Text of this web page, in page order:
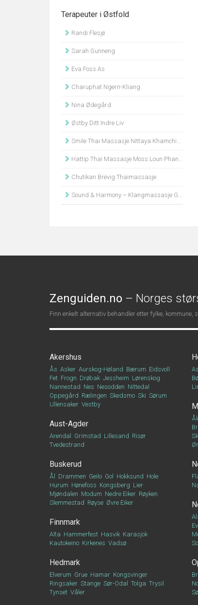
Terapeuter i Østfold
Randi Flesjø
Sarah Gunneng
Eva Foss As
Charuphat Ngern-Kliang
Nina Ødegård
Østby Ditt Indre Liv
Smile Thai Massasje Nittaya Khamchiangta
Hattip Thai Massasje Moss Loun Phanouvongxay
Chutikan Brevig Thaimassasje
Sound & Harmony – Klangmassasje Gretka
Zenguiden.no – Norges
Finn enkelt alternativ behandler etter fylke,
Akershus
Ås Asker Aurskog-Høland Bærum Eidsvoll
Fet Frogn Drøbak Jessheim Lørenskog
Nannestad Nes Nesodden Nittedal
Oppegård Rælingen Skedsmo Ski Sørum
Ullensaker Vestby
Aust-Agder
Arendal Grimstad Lillesand Risør
Tvedestrand
Buskerud
Ål Drammen Geilo Gol Hokksund Hole
Hurum Hønefoss Kongsberg Lier
Mjøndalen Modum Nedre Eiker Røyken
Slemmestad Røyse Øvre Eiker
Finnmark
Alta Hammerfest Hasvik Karasjok
Kautokeino Kirkenes Vadsø
Hedmark
Elverum Grue Hamar Kongsvinger
Ringsaker Stange Sør-Odal Tolga Trysil
Tynset Våler